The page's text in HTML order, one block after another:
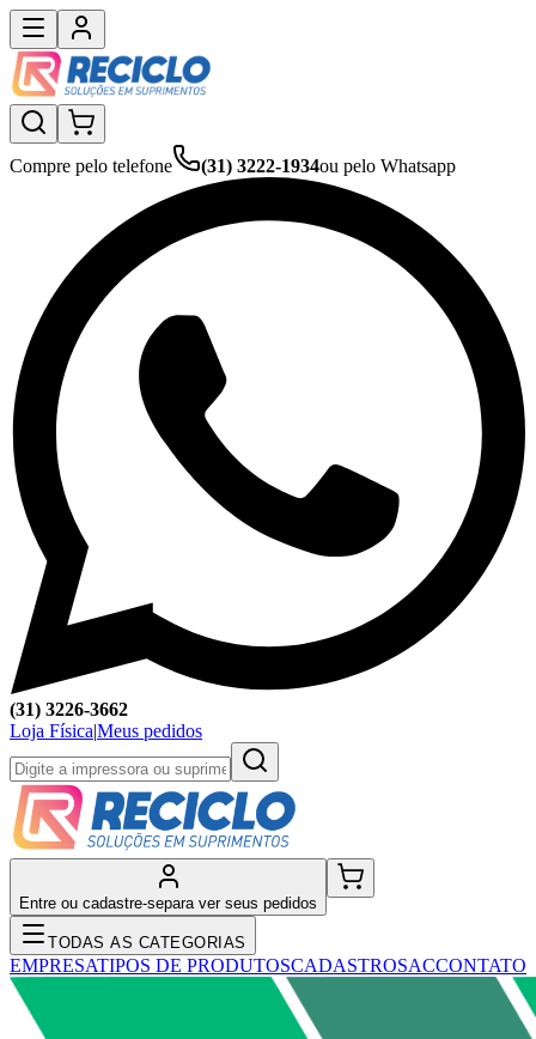
Compre pelo telefone (31) 3222-1934ou pelo Whatsapp
(31) 3226-3662
Loja Física|Meus pedidos
Entre ou cadastre-separa ver seus pedidos
TODAS AS CATEGORIAS
EMPRESATIPOS DE PRODUTOSCADASTROSACCONTATO